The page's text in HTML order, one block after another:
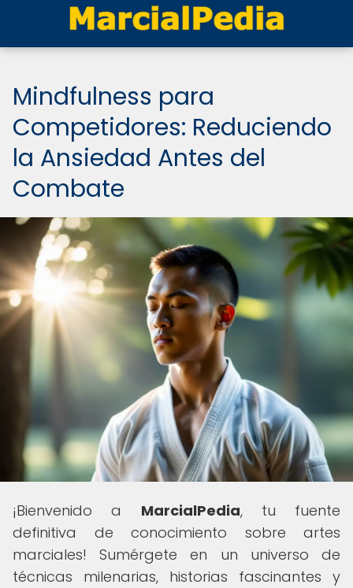
Mindfulness para
Competidores: Reduciendo
la Ansiedad Antes del
Combate
¡Bienvenido a MarcialPedia, tu fuente
definitiva de conocimiento sobre artes
marciales! Sumérgete en un universo de
técnicas milenarias, historias fascinantes y